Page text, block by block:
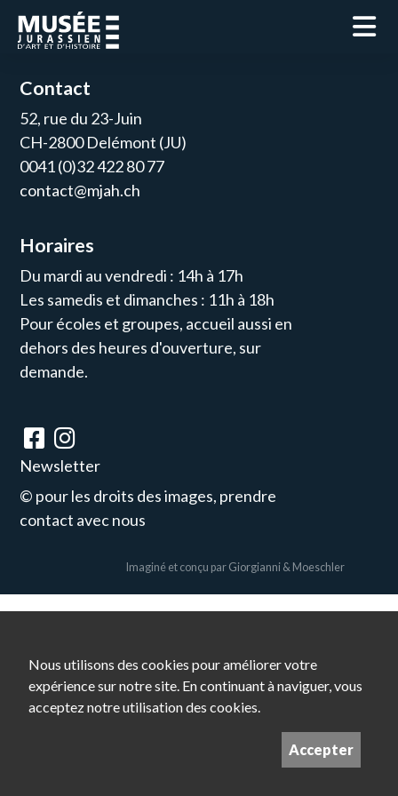
Contact
52, rue du 23-Juin
CH-2800 Delémont (JU)
0041 (0)32 422 80 77
contact@mjah.ch
Horaires
Du mardi au vendredi : 14h à 17h
Les samedis et dimanches : 11h à 18h
Pour écoles et groupes, accueil aussi en
dehors des heures d'ouverture, sur
demande.
Newsletter
© pour les droits des images, prendre
contact avec nous
Imaginé et conçu par Giorgianni & Moeschler
Nous utilisons des cookies pour améliorer votre
expérience sur notre site. En continuant à naviguer, vous
acceptez notre utilisation des cookies.
Accepter